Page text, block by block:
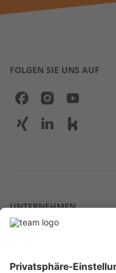
FOLGEN SIE UNS AUF
UNTERNEHMEN
Über uns
Karriere